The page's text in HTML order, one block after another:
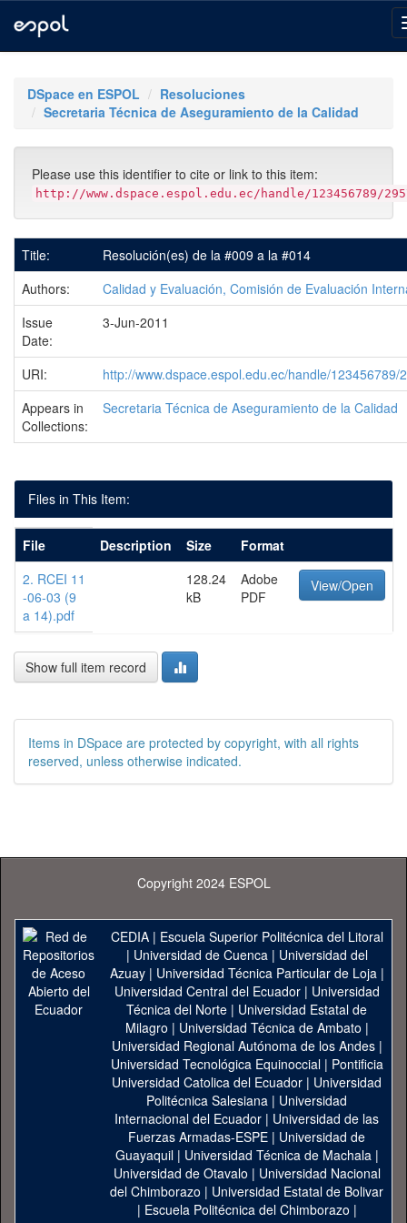
navigationDSpace en ESPOL
Resoluciones
Secretaria Técnica de Aseguramiento de la Calidad
Please use this identifier to cite or link to this item:
http://www.dspace.espol.edu.ec/handle/123456789/
Title:
Resolución(es) de la #009 a la #014
Authors:
Calidad y Evaluación, Comisión de Evaluación
Issue
Date:
3-Jun-2011
URI:
http://www.dspace.espol.edu.ec/handle/123456789/
Appears in
Collections:
Secretaria Técnica de Aseguramiento de la Calidad
Files in This Item:
File Description Size
Format
2. RCEI 11
-06-03 (9
a 14).pdf
128.24
kB
Adobe
PDF
View/Open
Show full item record
Items in DSpace are protected by copyright, with all rights
reserved, unless otherwise indicated.
Copyright 2024 ESPOL
CEDIA| Escuela Superior Politécnica del Litoral
| Universidad de Cuenca| Universidad del
Azuay| Universidad Técnica Particular de Loja|
Universidad Central del Ecuador| Universidad
Técnica del Norte | Universidad Estatal de
Milagro | Universidad Técnica de Ambato |
Universidad Regional Autónoma de los Andes|
Universidad Tecnológica Equinoccial| Pontificia
Universidad Catolica del Ecuador | Universidad
Politécnica Salesiana | Universidad
Internacional del Ecuador | Universidad de las
Fuerzas Armadas-ESPE | Universidad de
Guayaquil| Universidad Técnica de Machala|
Universidad de Otavalo | Universidad Nacional
del Chimborazo | Universidad Estatal de Bolivar
| Escuela Politécnica del Chimborazo |